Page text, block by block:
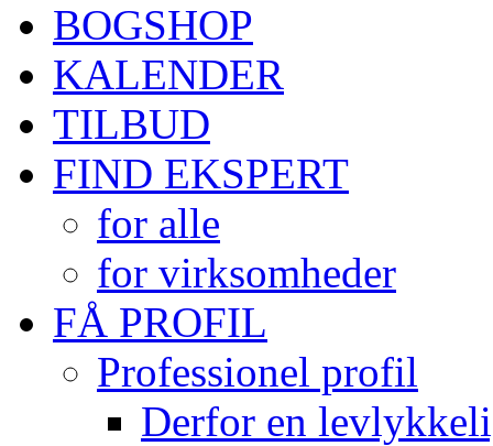
BOGSHOP
KALENDER
TILBUD
FIND EKSPERT
for alle
for virksomheder
FÅ PROFIL
Professionel profil
Derfor en